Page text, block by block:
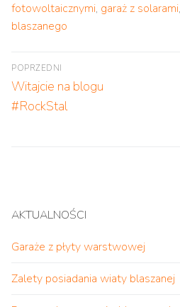
fotowoltaicznymi, garaż z solarami,
blaszanego
Nawigacja
wpisu
POPRZEDNI
Poprzedni
wpis:
Witajcie na blogu
#RockStal
AKTUALNOŚCI
Garaże z płyty warstwowej
Zalety posiadania wiaty blaszanej